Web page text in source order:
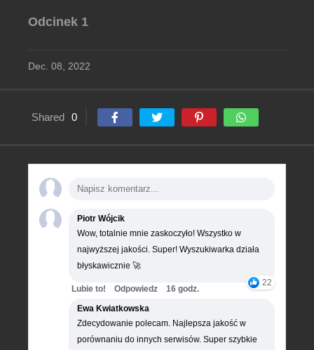
Odcinek 1
Dec. 08, 2022
Shared 0
Piotr Wójcik
Wow, totalnie mnie zaskoczyło! Wszystko w
najwyższej jakości. Super! Wyszukiwarka działa
błyskawicznie 🚀
22
Lubie to! Odpowiedz
16 godz.
Ewa Kwiatkowska
Zdecydowanie polecam. Najlepsza jakość w
porównaniu do innych serwisów. Super szybkie